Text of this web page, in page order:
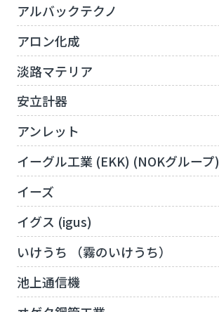
アルバックテクノ
アロン化成
淡路マテリア
安立計器
アンレット
イーグル工業 (EKK) (NOKグループ)
イーズ
イグス (igus)
いけうち （霧のいけうち）
池上通信機